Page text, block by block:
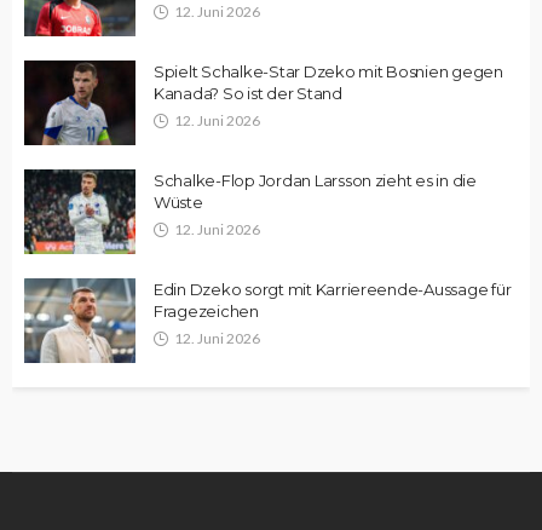
12. Juni 2026
Spielt Schalke-Star Dzeko mit Bosnien gegen
Kanada? So ist der Stand
12. Juni 2026
Schalke-Flop Jordan Larsson zieht es in die
Wüste
12. Juni 2026
Edin Dzeko sorgt mit Karriereende-Aussage für
Fragezeichen
12. Juni 2026